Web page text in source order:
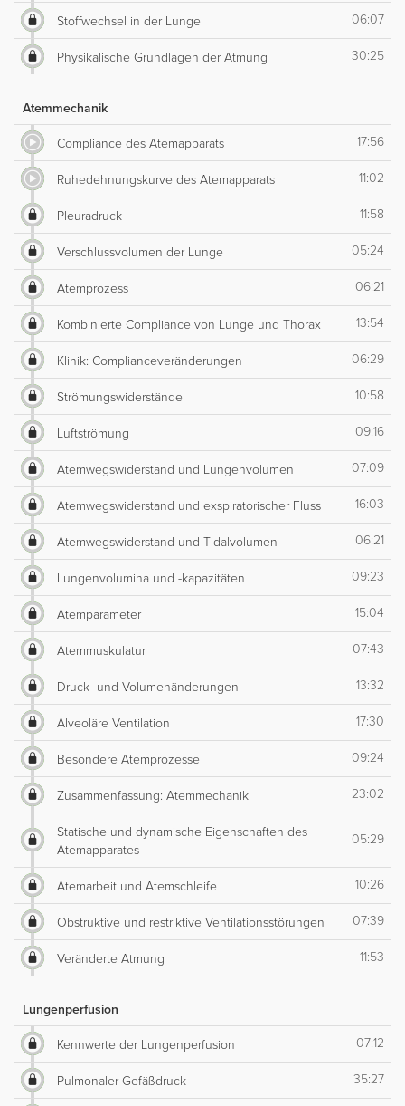
Stoffwechsel in der Lunge 06:07
Physikalische Grundlagen der Atmung 30:25
Atemmechanik
Compliance des Atemapparats 17:56
Ruhedehnungskurve des Atemapparats 11:02
Pleuradruck 11:58
Verschlussvolumen der Lunge 05:24
Atemprozess 06:21
Kombinierte Compliance von Lunge und Thorax 13:54
Klinik: Complianceveränderungen 06:29
Strömungswiderstände 10:58
Luftströmung 09:16
Atemwegswiderstand und Lungenvolumen 07:09
Atemwegswiderstand und exspiratorischer Fluss 16:03
Atemwegswiderstand und Tidalvolumen 06:21
Lungenvolumina und -kapazitäten 09:23
Atemparameter 15:04
Atemmuskulatur 07:43
Druck- und Volumenänderungen 13:32
Alveoläre Ventilation 17:30
Besondere Atemprozesse 09:24
Zusammenfassung: Atemmechanik 23:02
Statische und dynamische Eigenschaften des
Atemapparates
05:29
Atemarbeit und Atemschleife 10:26
Obstruktive und restriktive Ventilationsstörungen 07:39
Veränderte Atmung 11:53
Lungenperfusion
Kennwerte der Lungenperfusion 07:12
Pulmonaler Gefäßdruck 35:27